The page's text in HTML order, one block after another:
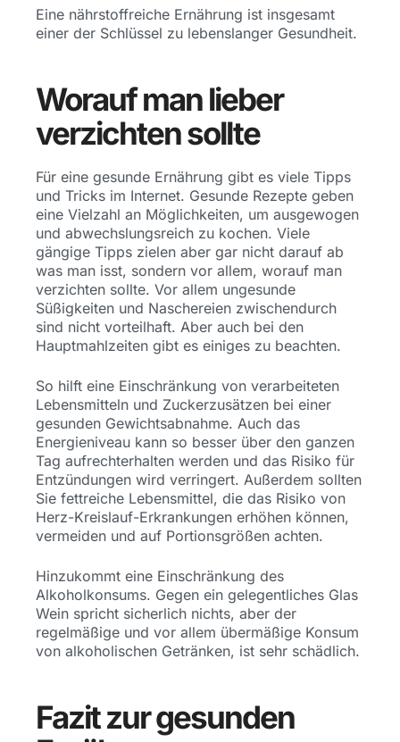
Eine nährstoffreiche Ernährung ist insgesamt
einer der Schlüssel zu lebenslanger Gesundheit.
Worauf man lieber
verzichten sollte
Für eine gesunde Ernährung gibt es viele Tipps
und Tricks im Internet. Gesunde Rezepte geben
eine Vielzahl an Möglichkeiten, um ausgewogen
und abwechslungsreich zu kochen. Viele
gängige Tipps zielen aber gar nicht darauf ab
was man isst, sondern vor allem, worauf man
verzichten sollte. Vor allem ungesunde
Süßigkeiten und Naschereien zwischendurch
sind nicht vorteilhaft. Aber auch bei den
Hauptmahlzeiten gibt es einiges zu beachten.
So hilft eine Einschränkung von verarbeiteten
Lebensmitteln und Zuckerzusätzen bei einer
gesunden Gewichtsabnahme. Auch das
Energieniveau kann so besser über den ganzen
Tag aufrechterhalten werden und das Risiko für
Entzündungen wird verringert. Außerdem sollten
Sie fettreiche Lebensmittel, die das Risiko von
Herz-Kreislauf-Erkrankungen erhöhen können,
vermeiden und auf Portionsgrößen achten.
Hinzukommt eine Einschränkung des
Alkoholkonsums. Gegen ein gelegentliches Glas
Wein spricht sicherlich nichts, aber der
regelmäßige und vor allem übermäßige Konsum
von alkoholischen Getränken, ist sehr schädlich.
Fazit zur gesunden